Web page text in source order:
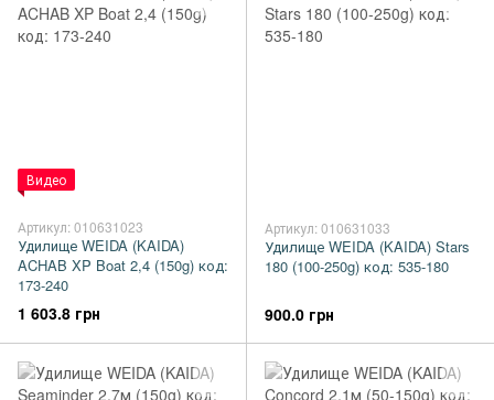
Видео
Артикул: 010631023
Удилище WEIDA (KAIDA)
ACHAB XP Boat 2,4 (150g) код:
173-240
1 603.8 грн
Артикул: 010631033
Удилище WEIDA (KAIDA) Stars
180 (100-250g) код: 535-180
900.0 грн